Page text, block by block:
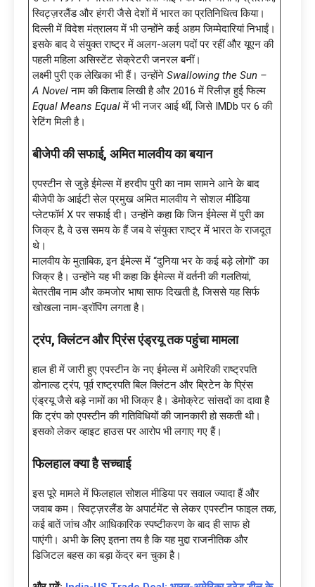
स्विट्ज़रलैंड और हंगरी जैसे देशों में भारत का प्रतिनिधित्व किया।
दिल्ली में विदेश मंत्रालय में भी उन्होंने कई अहम जिम्मेदारियां निभाईं।
इसके बाद वे संयुक्त राष्ट्र में अलग-अलग पदों पर रहीं और यूएन की
पहली महिला असिस्टेंट सेक्रेटरी जनरल बनीं।
लक्ष्मी पुरी एक लेखिका भी हैं। उन्होंने Swallowing the Sun –
A Novelनाम की किताब लिखी है और 2016 में रिलीज़ हुई फिल्म
Equal Means Equalमें भी नजर आई थीं, जिसे IMDb पर 6 की
रेटिंग मिली है।
बीजेपी की सफाई, अमित मालवीय का बयान
एपस्टीन से जुड़े ईमेल्स में हरदीप पुरी का नाम सामने आने के बाद
बीजेपी के आईटी सेल प्रमुख अमित मालवीय ने सोशल मीडिया
प्लेटफॉर्म X पर सफाई दी। उन्होंने कहा कि जिन ईमेल्स में पुरी का
जिक्र है, वे उस समय के हैं जब वे संयुक्त राष्ट्र में भारत के राजदूत
थे।
मालवीय के मुताबिक, इन ईमेल्स में “दुनिया भर के कई बड़े लोगों” का
जिक्र है। उन्होंने यह भी कहा कि ईमेल्स में वर्तनी की गलतियां,
बेतरतीब नाम और कमजोर भाषा साफ दिखती है, जिससे यह सिर्फ
खोखला नाम-ड्रॉपिंग लगता है।
ट्रंप, क्लिंटन और प्रिंस एंड्रयू तक पहुंचा मामला
हाल ही में जारी हुए एपस्टीन के नए ईमेल्स में अमेरिकी राष्ट्रपति
डोनाल्ड ट्रंप, पूर्व राष्ट्रपति बिल क्लिंटन और ब्रिटेन के प्रिंस
एंड्रयू जैसे बड़े नामों का भी जिक्र है। डेमोक्रेट सांसदों का दावा है
कि ट्रंप को एपस्टीन की गतिविधियों की जानकारी हो सकती थी।
इसको लेकर व्हाइट हाउस पर आरोप भी लगाए गए हैं।
फिलहाल क्या है सच्चाई
इस पूरे मामले में फिलहाल सोशल मीडिया पर सवाल ज्यादा हैं और
जवाब कम। स्विट्ज़रलैंड के अपार्टमेंट से लेकर एपस्टीन फाइल तक,
कई बातें जांच और आधिकारिक स्पष्टीकरण के बाद ही साफ हो
पाएंगी। अभी के लिए इतना तय है कि यह मुद्दा राजनीतिक और
डिजिटल बहस का बड़ा केंद्र बन चुका है।